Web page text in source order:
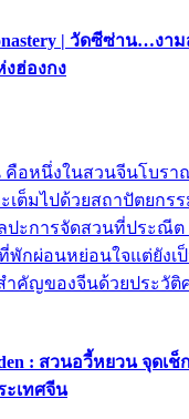
| วัดซีซ่าน…งา
ฮ่องกง
คือหนึ่งในสวนจีนโบรา
ะเต็มไปด้วยสถาปัตยก
ปะการจัดสวนที่ประณีต
พักผ่อนหย่อนใจแต่ยังเ
คัญของจีนด้วยประวัติ
: สวนอวี้หยวน จุดเ
ะเทศจีน